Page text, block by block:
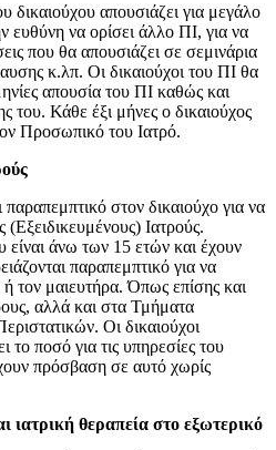
απουσιάζει για μεγάλο
ευθύνη να ορίσει άλλο ΠΙ, για να
που θα απουσιάζει σε σεμινάρια
κ.λπ. Οι δικαιούχοι του ΠΙ θα
απουσία του ΠΙ καθώς και
του. Κάθε έξι μήνες ο δικαιούχος
Προσωπικό του Ιατρό.
στον δικαιούχο για να
Ιατρούς.
είναι άνω των 15 ετών και έχουν
παραπεμπτικό για να
τον μαιευτήρα. Όπως επίσης και
αλλά και στα Τμήματα
Οι δικαιούχοι
το ποσό για τις υπηρεσίες του
πρόσβαση σε αυτό χωρίς
ιατρική θεραπεία στο εξωτερικό